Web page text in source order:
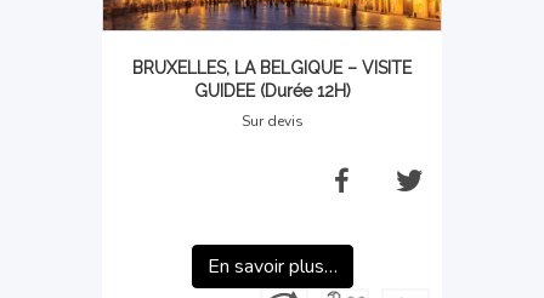
BRUXELLES, LA BELGIQUE – VISITE
GUIDEE (Durée 12H)
Sur devis
En savoir plus…